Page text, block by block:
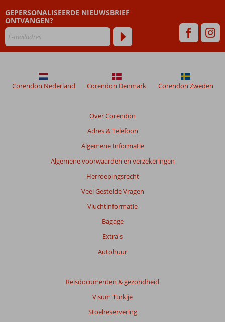
GEPERSONALISEERDE NIEUWSBRIEF
ONTVANGEN?
Over Corendon
Adres & Telefoon
Algemene Informatie
Algemene voorwaarden en verzekeringen
Herroepingsrecht
Veel Gestelde Vragen
Vluchtinformatie
Bagage
Extra's
Autohuur
Reisdocumenten & gezondheid
Visum Turkije
Stoelreservering
Corendon Nederland Corendon Denmark Corendon Zweden